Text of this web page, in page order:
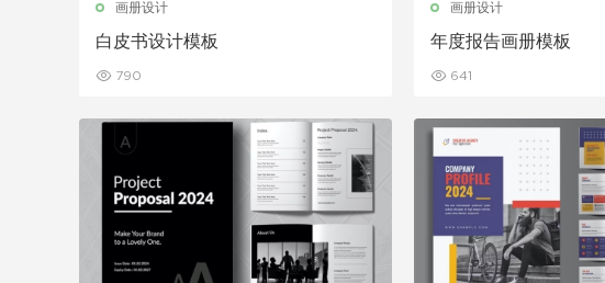
画册设计
白皮书设计模板
790
画册设计
年度报告画册模板
641